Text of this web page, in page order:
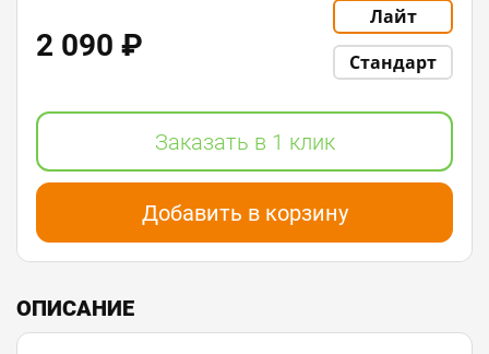
Лайт
Стандарт
2 090 ₽
Заказать в 1 клик
Добавить в корзину
ОПИСАНИЕ